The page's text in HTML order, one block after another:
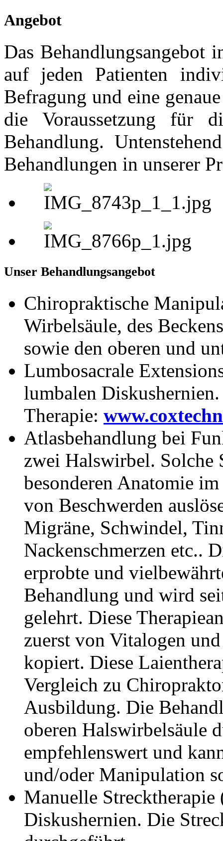
Angebot
Das Behandlungsangebot
auf jeden Patienten
Befragung und eine
die Voraussetzung für
Behandlung.
Behandlungen in unserer
Unser Behandlungsangebot
Chiropraktische
Wirbelsäule, des
sowie den oberen und
Lumbosacrale
lumbalen
Therapie:
Atlasbehandlung bei
zwei Halswirbel. Solche
besonderen Anatomie
von Beschwerden
Migräne, Schwindel,
Nackenschmerzen etc..
erprobte und
Behandlung und wird
gelehrt. Diese
zuerst von Vitalogen
kopiert. Diese
Vergleich zu
Ausbildung. Die
oberen Halswirbelsäule
empfehlenswert und
und/oder Manipulation
Manuelle
Diskushernien. Die